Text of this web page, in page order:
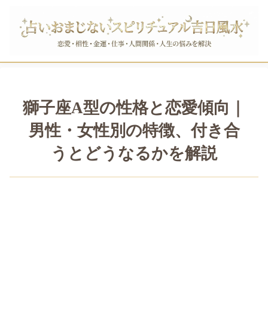
獅子座A型の性格と恋愛傾向｜
男性・女性別の特徴、付き合
うとどうなるかを解説